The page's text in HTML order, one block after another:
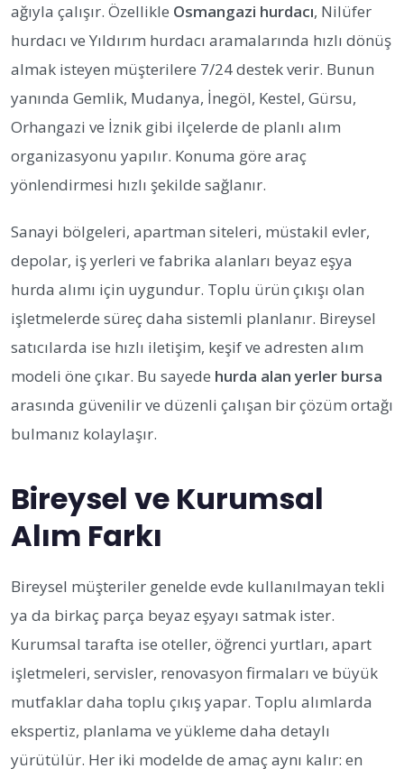
ağıyla çalışır. Özellikle Osmangazi hurdacı, Nilüfer
hurdacı ve Yıldırım hurdacı aramalarında hızlı dönüş
almak isteyen müşterilere 7/24 destek verir. Bunun
yanında Gemlik, Mudanya, İnegöl, Kestel, Gürsu,
Orhangazi ve İznik gibi ilçelerde de planlı alım
organizasyonu yapılır. Konuma göre araç
yönlendirmesi hızlı şekilde sağlanır.
Sanayi bölgeleri, apartman siteleri, müstakil evler,
depolar, iş yerleri ve fabrika alanları beyaz eşya
hurda alımı için uygundur. Toplu ürün çıkışı olan
işletmelerde süreç daha sistemli planlanır. Bireysel
satıcılarda ise hızlı iletişim, keşif ve adresten alım
modeli öne çıkar. Bu sayede hurda alan yerler bursa
arasında güvenilir ve düzenli çalışan bir çözüm ortağı
bulmanız kolaylaşır.
Bireysel ve Kurumsal
Alım Farkı
Bireysel müşteriler genelde evde kullanılmayan tekli
ya da birkaç parça beyaz eşyayı satmak ister.
Kurumsal tarafta ise oteller, öğrenci yurtları, apart
işletmeleri, servisler, renovasyon firmaları ve büyük
mutfaklar daha toplu çıkış yapar. Toplu alımlarda
ekspertiz, planlama ve yükleme daha detaylı
yürütülür. Her iki modelde de amaç aynı kalır: en